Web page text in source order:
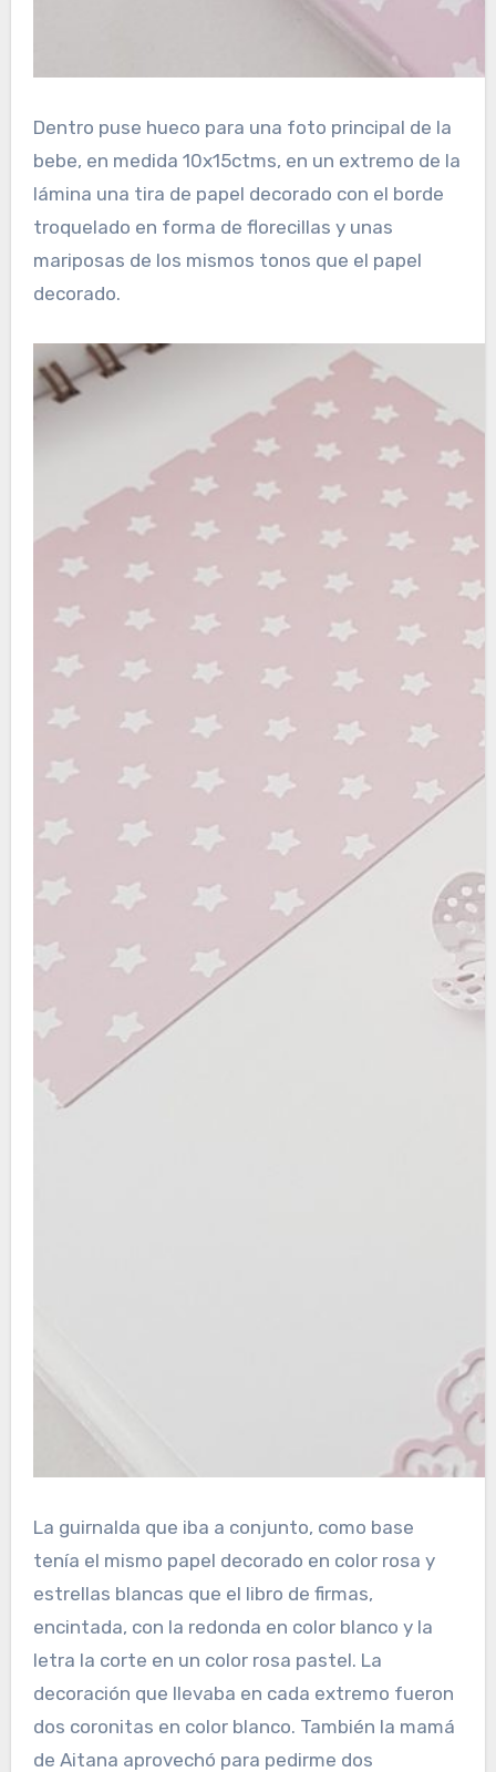
Dentro puse hueco para una foto principal de la
bebe, en medida 10x15ctms, en un extremo de la
lámina una tira de papel decorado con el borde
troquelado en forma de florecillas y unas
mariposas de los mismos tonos que el papel
decorado.
La guirnalda que iba a conjunto, como base
tenía el mismo papel decorado en color rosa y
estrellas blancas que el libro de firmas,
encintada, con la redonda en color blanco y la
letra la corte en un color rosa pastel. La
decoración que llevaba en cada extremo fueron
dos coronitas en color blanco. También la mamá
de Aitana aprovechó para pedirme dos